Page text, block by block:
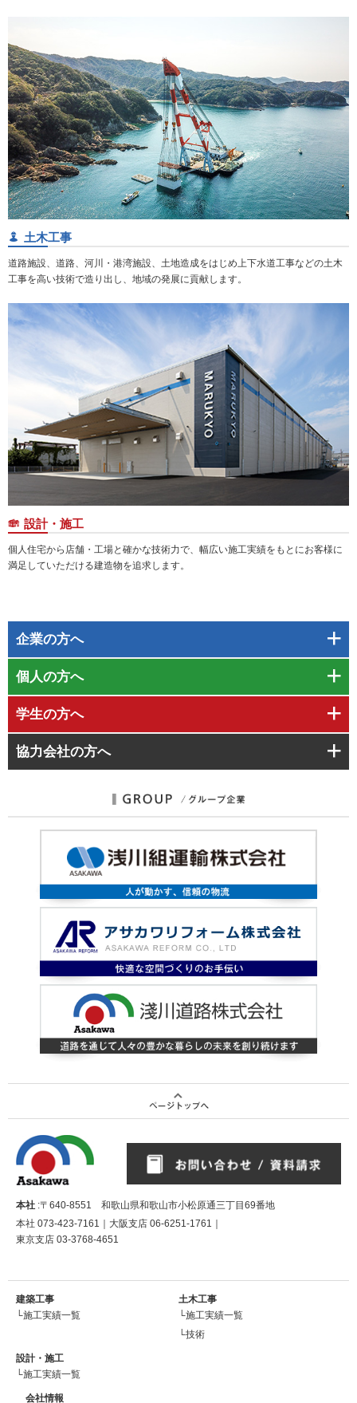
土木工事
道路施設、道路、河川・港湾施設、土地造成をはじめ上下水道工事などの土木
工事を高い技術で造り出し、地域の発展に貢献します。
設計・施工
個人住宅から店舗・工場と確かな技術力で、幅広い施工実績をもとにお客様に
満足していただける建造物を追求します。
企業の方へ
個人の方へ
学生の方へ
協力会社の方へ
本社 :〒640-8551 和歌山県和歌山市小松原通三丁目69番地
本社 073-423-7161 ｜大阪支店 06-6251-1761
東京支店 03-3768-4651
建築工事
└施工実績一覧
土木工事
└施工実績一覧
└技術
設計・施工
└施工実績一覧
会社情報